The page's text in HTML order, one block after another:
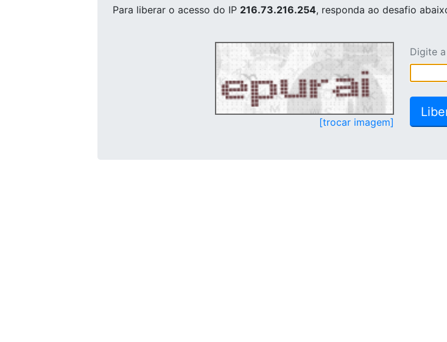
Para liberar o acesso do IP 216.73.216.254, responda ao desafio
[trocar imagem]
Digite